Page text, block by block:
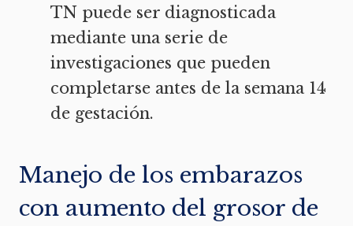
TN puede ser diagnosticada
mediante una serie de
investigaciones que pueden
completarse antes de la semana 14
de gestación.
Manejo de los embarazos
con aumento del grosor de